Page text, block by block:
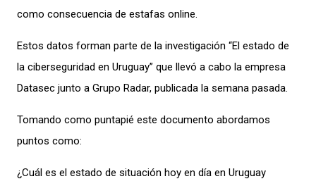
como consecuencia de estafas online.
Estos datos forman parte de la investigación “El estado de
la ciberseguridad en Uruguay” que llevó a cabo la empresa
Datasec junto a Grupo Radar, publicada la semana pasada.
Tomando como puntapié este documento abordamos
puntos como:
¿Cuál es el estado de situación hoy en día en Uruguay